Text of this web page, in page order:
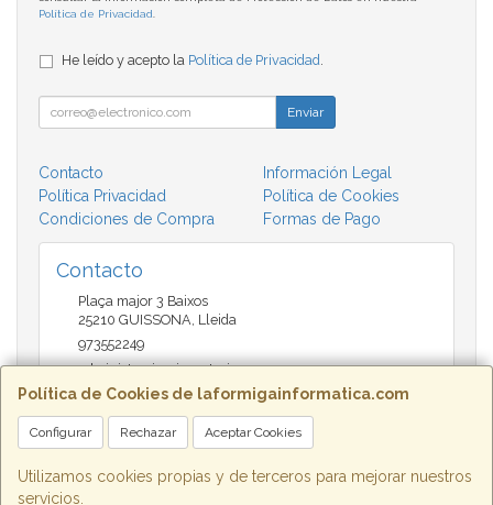
Política de Cookies de laformigainformatica.com
Configurar Rechazar Aceptar Cookies
Utilizamos cookies propias y de terceros para mejorar nuestros
servicios.
Política de Privacidad
He leído y acepto la Política de Privacidad
Enviar
Contacto
Información Legal
Política Privacidad
Política de Cookies
Condiciones de Compra
Formas de Pago
Contacto
Plaça major 3 Baixos
25210 GUISSONA Lleida
973552249
administracio@insectari.com
Horario
Matí de 9 a 13:30 - Tarda 17 a 20:30